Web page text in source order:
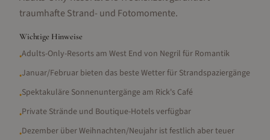
traumhafte Strand- und Fotomomente.
Wichtige Hinweise
•Adults-Only-Resorts am West End von Negril für Romantik
•Januar/Februar bieten das beste Wetter für Strandspaziergänge
•Spektakuläre Sonnenuntergänge am Rick's Café
•Private Strände und Boutique-Hotels verfügbar
•Dezember über Weihnachten/Neujahr ist festlich aber teuer